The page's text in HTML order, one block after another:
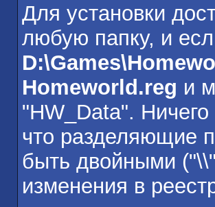
Для установки
любую папку, и
Homeworld.reg и
"HW_Data".
что разделяющие
быть двойными
изменения в